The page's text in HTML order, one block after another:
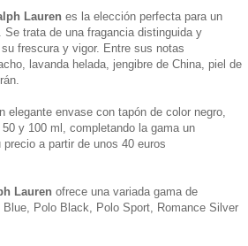
Lauren es la elección perfecta para un
Se trata de una fragancia distinguida y
frescura y vigor. Entre sus notas
lavanda helada, jengibre de China, piel de
elegante envase con tapón de color negro,
y 100 ml, completando la gama un
a partir de unos 40 euros
Lauren ofrece una variada gama de
Polo Black, Polo Sport, Romance Silver